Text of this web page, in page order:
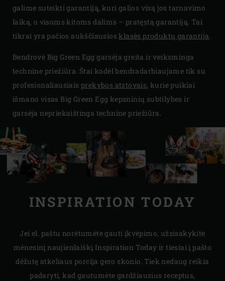
galime suteikti garantiją, kuri galios visą jos tarnavimo
laiką, o visoms kitoms dalims – pratęstą garantiją. Tai
tikrai yra pačios aukščiausiosklasės produktų garantija.
Bendrovė Big Green Egg garsėja greita ir veiksminga
technine priežiūra. Štai kodėl bendradarbiaujame tik su
profesionaliausiais prekybos atstovais, kurie puikiai
išmano visas Big Green Egg kepsninių subtilybes ir
garsėja nepriekaištinga technine priežiūra.
INSPIRATION TODAY
Jei el. paštu norėtumėte gauti įkvėpimo, užsisakykite
mėnesinį naujienlaiškį Inspiration Today ir tiesiai į pašto
dėžutę atkeliaus porcija gero skonio. Tiek nedaug reikia
padaryti, kad gautumėte gardžiausius receptus,